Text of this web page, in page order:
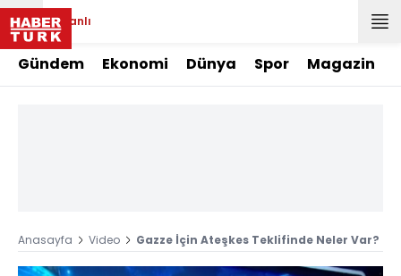
Canlı
Gündem Ekonomi Dünya Spor Magazin
Anasayfa Video Gazze İçin Ateşkes Teklifinde Neler Var?